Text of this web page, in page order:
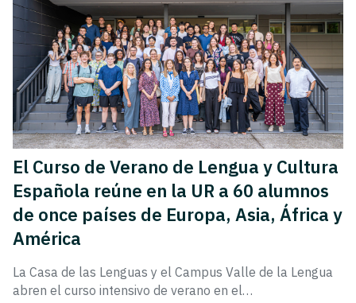
El Curso de Verano de Lengua y Cultura
Española reúne en la UR a 60 alumnos
de once países de Europa, Asia, África y
América
La Casa de las Lenguas y el Campus Valle de la Lengua
abren el curso intensivo de verano en el…